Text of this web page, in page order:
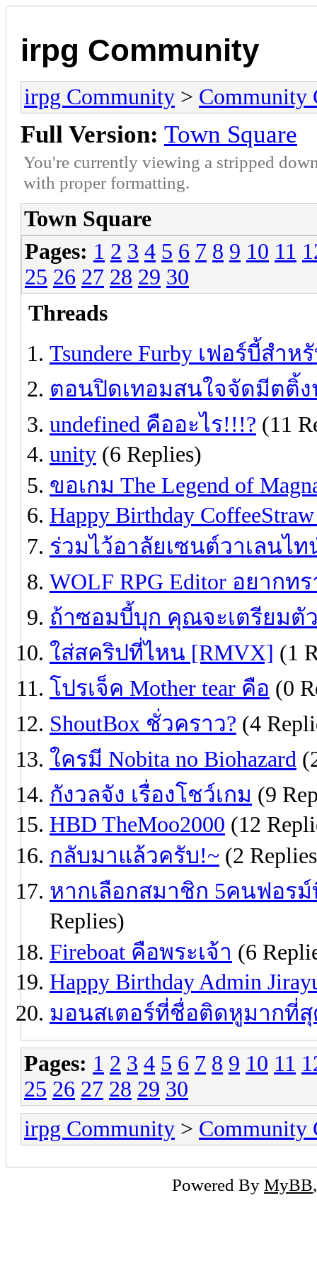
irpg Community
irpg Community > Community
Full Version: Town Square
You're currently viewing a stripped
with proper formatting.
Town Square
Pages: 1 2 3 4 5 6 7 8 9 10 11
25 26 27 28 29 30
Threads
Tsundere Furby เฟอร์บี้สำ
ตอนปิดเทอมสนใจจัดมีตติ้
undefined คืออะไร!!!? (11
unity (6 Replies)
ขอเกม The Legend of
Happy Birthday
ร่วมไว้อาลัยเซนต์วาเลนไ
WOLF RPG Editor อยากท
ถ้าซอมบี้บุก คุณจะเตรียมตั
ใส่สคริปที่ไหน [RMVX] (1
โปรเจ็ค Mother tear คือ (0
ShoutBox ชั่วคราว? (4
ใครมี Nobita no Biohazard
กังวลจัง เรื่องโชว์เกม (9
HBD TheMoo2000 (12
กลับมาแล้วครับ!~ (2
หากเลือกสมาชิก 5คนฟอร
Replies)
Fireboat คือพระเจ้า (6
Happy Birthday Admin
มอนสเตอร์ที่ชื่อติดหูมากที่
Pages: 1 2 3 4 5 6 7 8 9 10 11
25 26 27 28 29 30
irpg Community > Community
Powered By MyBB